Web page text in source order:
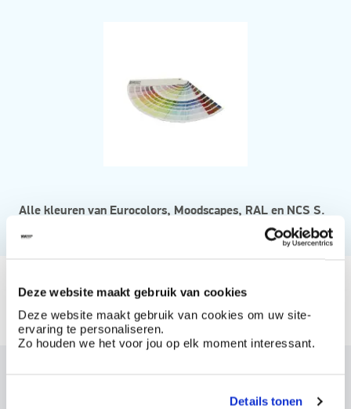
Deze website maakt gebruik van cookies
Deze website maakt gebruik van cookies om uw site-
ervaring te personaliseren.
Zo houden we het voor jou op elk moment interessant.
Details tonen
Alle kleuren van Eurocolors, Moodscapes, RAL en NCS S.
Beschikbaar in
Kleurwaaier NCS 2050
Maak een account aan bij BOSS paints